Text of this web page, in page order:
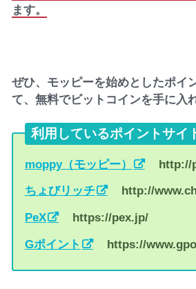
ます。
ぜひ、モッピーを始めとしたポイ
て、無料でビットコインを手に入
利用しているポイントサイ
moppy（モッピー）
http://
ちょびリッチ
http://
PeX
https://pex.jp/
Gポイント
https://